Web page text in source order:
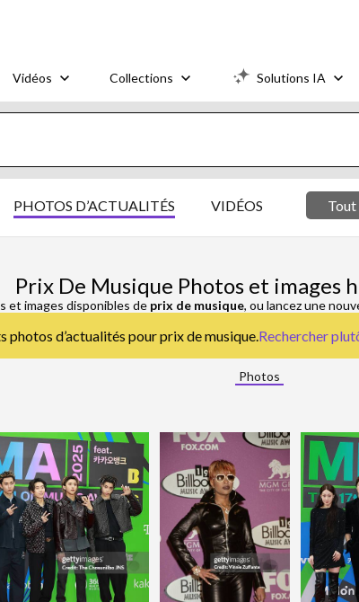
Vidéos Collections Solutions IA
PHOTOS D’ACTUALITÉS VIDÉOS Tout
Prix De Musique Photos et images
et images disponibles de prix de musique, ou lancez une
photos d’actualités pour prix de musique.Rechercher
Photos